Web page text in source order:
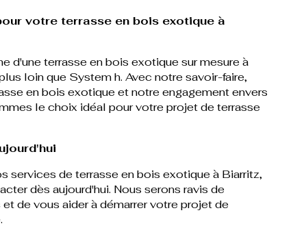
votre terrasse en bois exotique à
d'une terrasse en bois exotique sur mesure à
loin que System h. Avec notre savoir-faire,
en bois exotique et notre engagement envers
le choix idéal pour votre projet de terrasse
services de terrasse en bois exotique à Biarritz,
dès aujourd'hui. Nous serons ravis de
de vous aider à démarrer votre projet de